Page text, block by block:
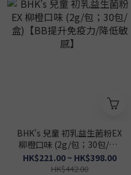
BHK's 兒童 初乳益生菌粉EX
柳橙口味 (2g/包；30包/盒)
【BB提升免疫力/降低敏
感】
HK$221.00 ~ HK$398.00
HK$442.00